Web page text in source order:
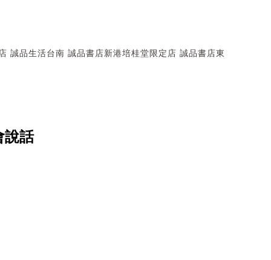
誠品生活台南 誠品書店新港培桂堂限定店 誠品書店東
說話